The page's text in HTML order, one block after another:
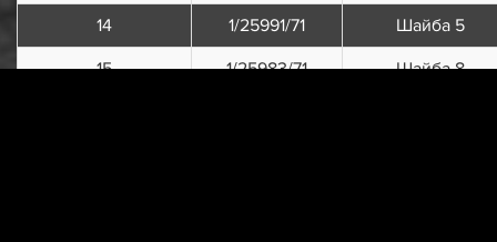
14
1/25991/71
Шайба 5
15
1/25983/71
Шайба 8